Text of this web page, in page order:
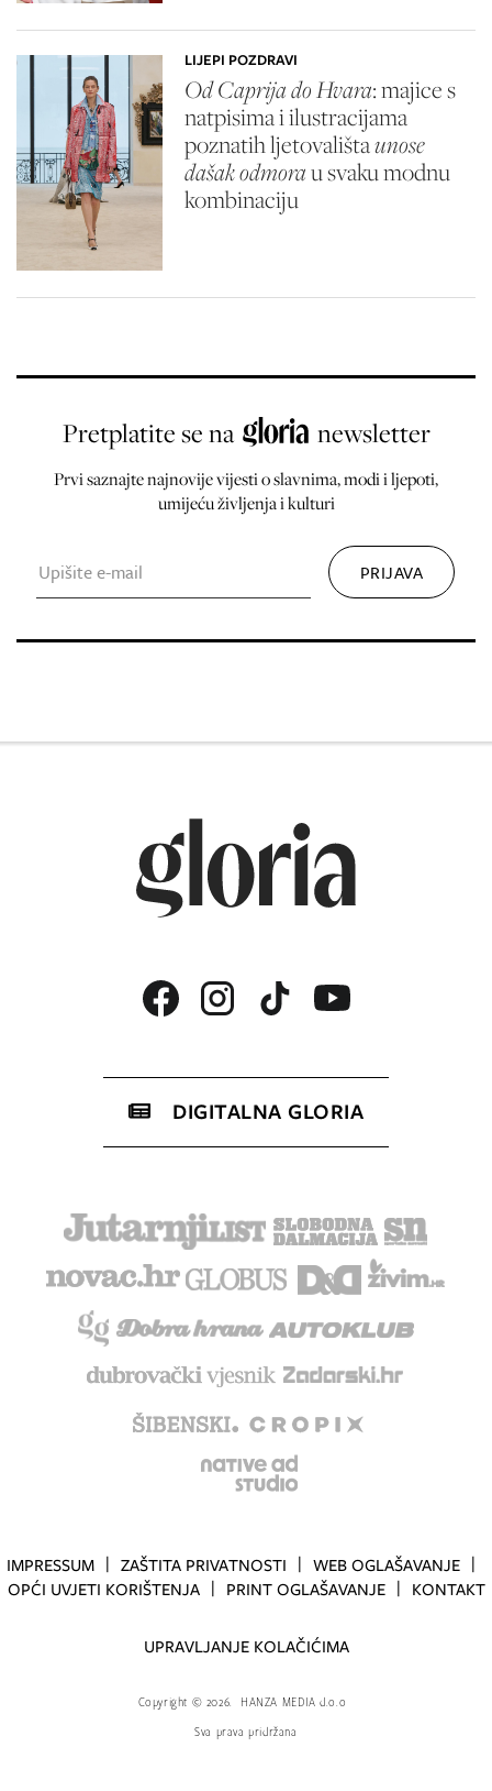
LIJEPI POZDRAVI
Od Caprija do Hvara: majice s
natpisima i ilustracijama
poznatih ljetovalištaunose
dašak odmorau svaku modnu
kombinaciju
Pretplatite se na newsletter
Prvi saznajte najnovije vijesti o slavnima, modi i ljepoti,
umijeću življenja i kulturi
DIGITALNA GLORIA
IMPRESSUM ZAŠTITA PRIVATNOSTI
WEB OGLAŠAVANJE
OPĆI UVJETI KORIŠTENJA
PRINT OGLAŠAVANJE KONTAKT
UPRAVLJANJE KOLAČIĆIMA
Copyright © 2026.
HANZA MEDIA d.o.o
Sva prava pridržana